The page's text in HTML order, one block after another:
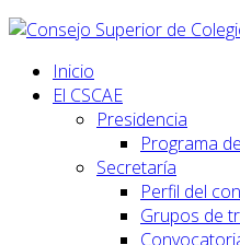
Inicio
El CSCAE
Presidencia
Programa
Secretaría
Perfil del
Grupos de